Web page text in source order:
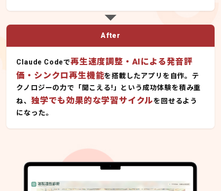
After
Claude Codeで再生速度調整・AIによる発音評
価・シンクロ再生機能を搭載したアプリを自作。テ
クノロジーの力で「聞こえる!」という成功体験を積み重
ね、独学でも効果的な学習サイクルを回せるよう
になった。